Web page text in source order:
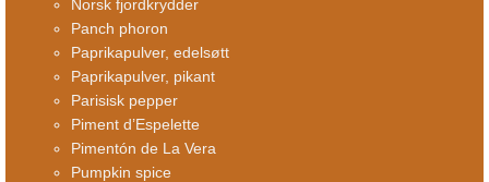
Norsk fjordkrydder
Panch phoron
Paprikapulver, edelsøtt
Paprikapulver, pikant
Parisisk pepper
Piment d’Espelette
Pimentón de La Vera
Pumpkin spice